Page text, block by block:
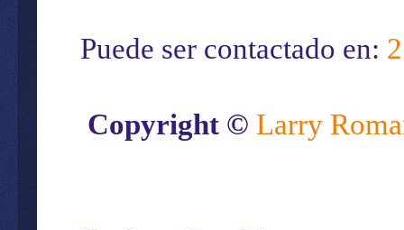
Puede ser contactado en:
Copyright © Larry